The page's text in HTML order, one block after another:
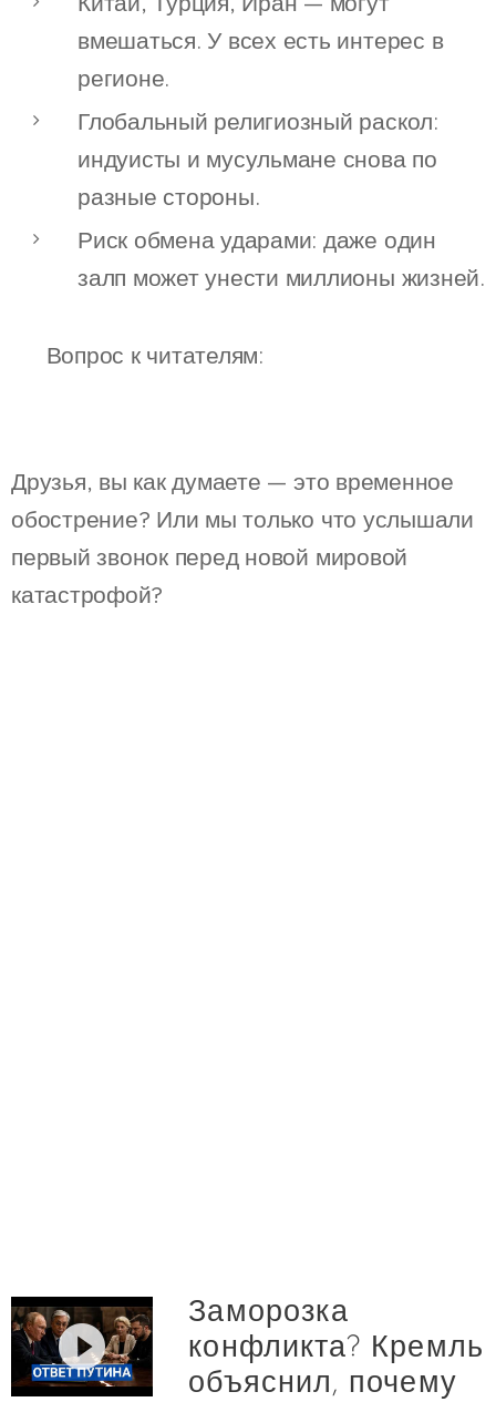
вмешаться. У всех есть интерес в
регионе.
Глобальный религиозный раскол:
индуисты и мусульмане снова по
разные стороны.
Риск обмена ударами: даже один
залп может унести миллионы жизней.
❓ Вопрос к читателям:
Друзья, вы как думаете — это временное
обострение? Или мы только что услышали
первый звонок перед новой мировой
катастрофой?
Заморозка
конфликта? Кремль
объяснил, почему